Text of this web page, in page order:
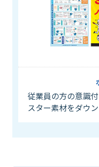
従業員の方の意識
スター素材をダウ